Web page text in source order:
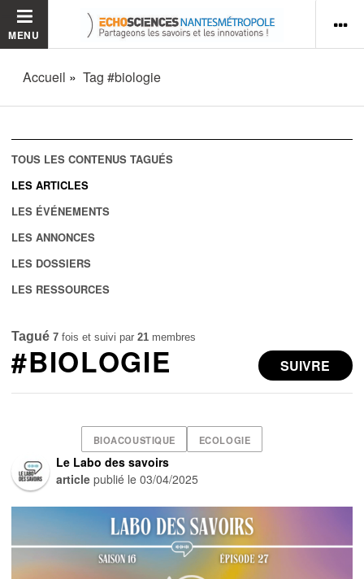
MENU
Accueil Tag #biologie
TOUS LES CONTENUS TAGUÉS
LES ARTICLES
LES ÉVÉNEMENTS
LES ANNONCES
LES DOSSIERS
LES RESSOURCES
Tagué 7 fois et suivi par21 membres
SUIVRE
#BIOLOGIE
BIOACOUSTIQUE ECOLOGIE
Le Labo des savoirs
article publié le03/04/2025